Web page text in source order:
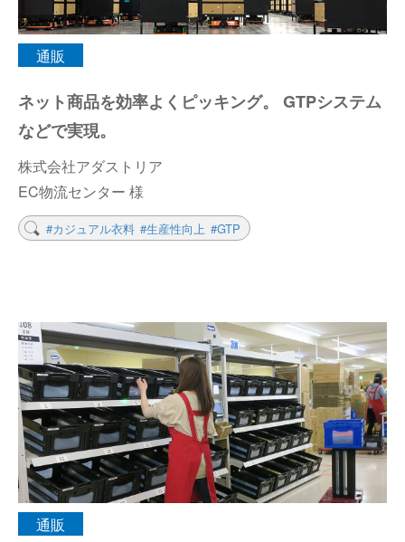
バーチカル装置（垂直搬送機）
周辺機器
オークラの取組み
サイトポリシー
通販
ネット商品を効率よくピッキング。 GTPシステム
などで実現。
株式会社アダストリア
EC物流センター 様
#カジュアル衣料 #生産性向上 #GTP
通販